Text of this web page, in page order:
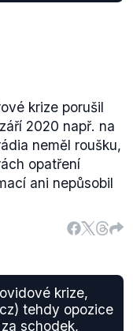
krize porušil
2020 např. na
neměl roušku,
opatření
ani nepůsobil
krize,
tehdy opozice
schodek,